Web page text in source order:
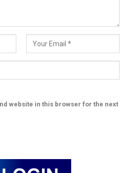
website in this browser for the next